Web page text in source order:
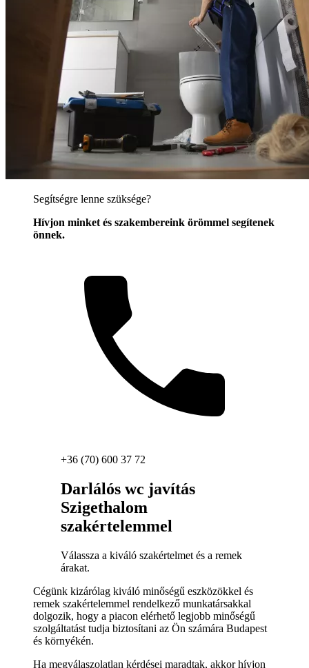
Segítségre lenne szüksége?
Hívjon minket és szakembereink örömmel segítenek
önnek.
+36 (70) 600 37 72
Darlálós wc javítás
Szigethalom
szakértelemmel
Válassza a kiváló szakértelmet és a remek
árakat.
Cégünk kizárólag kiváló minőségű eszközökkel és
remek szakértelemmel rendelkező munkatársakkal
dolgozik, hogy a piacon elérhető legjobb minőségű
szolgáltatást tudja biztosítani az Ön számára Budapest
és környékén.
Ha megválaszolatlan kérdései maradtak, akkor hívjon